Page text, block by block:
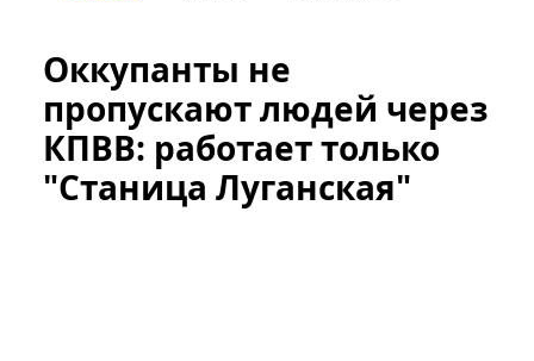
Оккупанты не
пропускают людей через
КПВВ: работает только
"Станица Луганская"